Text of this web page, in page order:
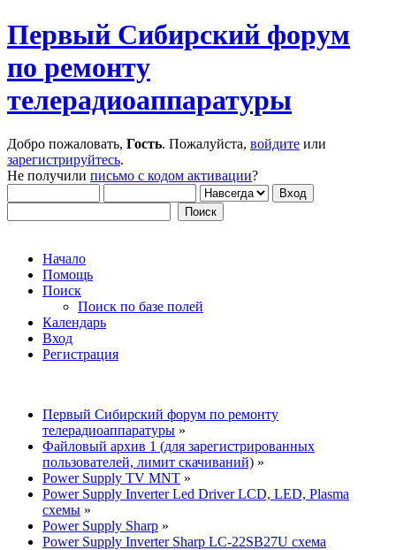
Первый Сибирский форум
по ремонту
телерадиоаппаратуры
Добро пожаловать, Гость. Пожалуйста, войдите или
зарегистрируйтесь.
Не получили письмо с кодом активации?
Начало
Помощь
Поиск
Поиск по базе полей
Календарь
Вход
Регистрация
Первый Сибирский форум по ремонту
телерадиоаппаратуры »
Файловый архив 1 (для зарегистрированных
пользователей, лимит скачиваний) »
Power Supply TV MNT »
Power Supply Inverter Led Driver LCD, LED, Plasma
схемы »
Power Supply Sharp »
Power Supply Inverter Sharp LC-22SB27U схема